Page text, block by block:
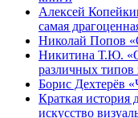
Алексей
самая
Николай Попов
Никитина Т.Ю.
различных типов
Борис Дехтерёв
Краткая история
искусство